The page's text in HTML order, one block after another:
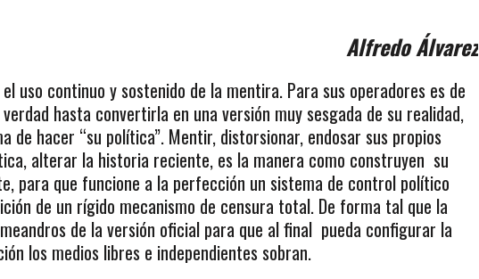
Alfredo Álvarez
uso continuo y sostenido de la mentira. Para sus operadores es de
hasta convertirla en una versión muy sesgada de su realidad,
de hacer “su política”. Mentir, distorsionar, endosar sus propios
alterar la historia reciente, es la manera como construyen su
para que funcione a la perfección un sistema de control político
de un rígido mecanismo de censura total. De forma tal que la
de la versión oficial para que al final pueda configurar la
los medios libres e independientes sobran.